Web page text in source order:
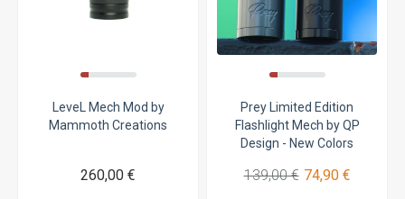
LeveL Mech Mod by
Mammoth Creations
260,00 €
Prey Limited Edition
Flashlight Mech by QP
Design - New Colors
139,00 € 74,90 €